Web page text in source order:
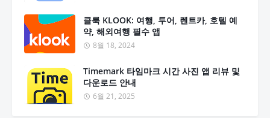
클룩 KLOOK: 여행, 투어, 렌트카, 호텔 예
약, 해외여행 필수 앱
8월 18, 2024
Timemark 타임마크 시간 사진 앱 리뷰 및
다운로드 안내
6월 21, 2025